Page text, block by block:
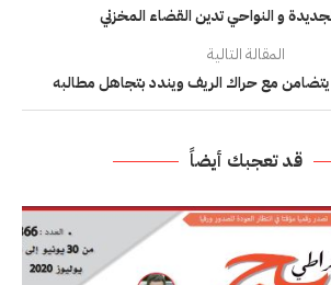
و النواحي تدين القضاء المخزني
المقالة التالية
يتضامن مع حراك الريف ويندد بتجاهل مطالبه
قد تعجبك أيضاً